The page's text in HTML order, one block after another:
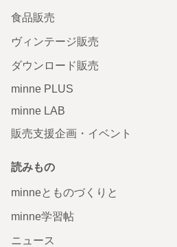
食品販売
ヴィンテージ販売
ダウンロード販売
minne PLUS
minne LAB
販売支援企画・イベント
読みもの
minneとものづくりと
minne学習帖
ニュース